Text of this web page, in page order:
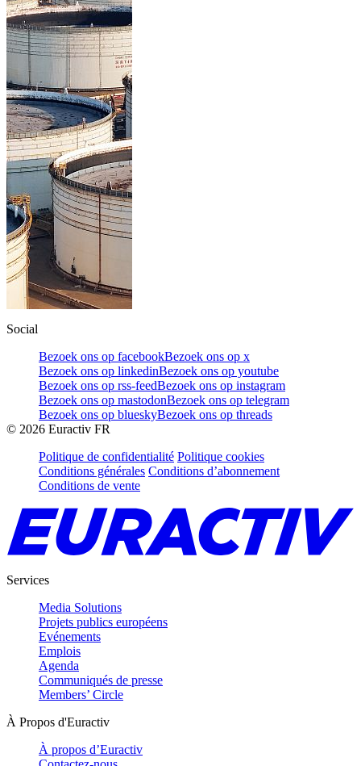
Social
Bezoek ons op facebookBezoek ons op x
Bezoek ons op linkedinBezoek ons op youtube
Bezoek ons op rss-feedBezoek ons op instagram
Bezoek ons op mastodonBezoek ons op telegram
Bezoek ons op blueskyBezoek ons op threads
© 2026 Euractiv FR
Politique de confidentialité Politique cookies
Conditions générales Conditions d’abonnement
Conditions de vente
Services
Media Solutions
Projets publics européens
Evénements
Emplois
Agenda
Communiqués de presse
Members’ Circle
À Propos d'Euractiv
À propos d’Euractiv